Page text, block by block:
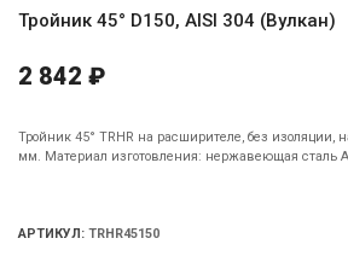
Тройник 45° D150, AISI 304 (Вулкан)
2 842 ₽
Тройник 45° TRHR на расширителе, без изоляции,
мм. Материал изготовления: нержавеющая сталь
АРТИКУЛ: TRHR45150